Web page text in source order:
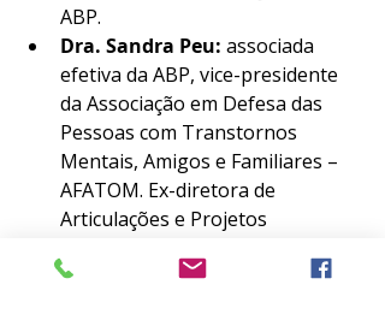
ABP.
Dra. Sandra Peu: associada
efetiva da ABP, vice-presidente
da Associação em Defesa das
Pessoas com Transtornos
Mentais, Amigos e Familiares –
AFATOM. Ex-diretora de
Articulações e Projetos
Nacional de Cuidados e